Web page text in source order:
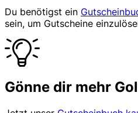
Du benötigst ein
sein, um Gutscheine
Gönne dir mehr